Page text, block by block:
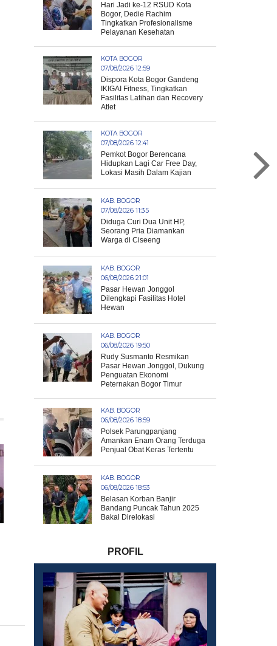
Hari Jadi ke-12 RSUD Kota
Bogor, Dedie Rachim
Tingkatkan Profesionalisme
Pelayanan Kesehatan
KOTA BOGOR
07/08/2026 12:59
Dispora Kota Bogor Gandeng
IKIGAI Fitness, Tingkatkan
Fasilitas Latihan dan Recovery
Atlet
KOTA BOGOR
07/08/2026 12:41
Pemkot Bogor Berencana
Hidupkan Lagi Car Free Day,
Lokasi Masih Dalam Kajian
KAB. BOGOR
07/08/2026 11:35
Diduga Curi Dua Unit HP,
Seorang Pria Diamankan
Warga di Ciseeng
KAB. BOGOR
06/08/2026 21:01
Pasar Hewan Jonggol
Dilengkapi Fasilitas Hotel
Hewan
KAB. BOGOR
06/08/2026 19:50
Rudy Susmanto Resmikan
Pasar Hewan Jonggol, Dukung
Penguatan Ekonomi
Peternakan Bogor Timur
KAB. BOGOR
06/08/2026 18:59
Polsek Parungpanjang
Amankan Enam Orang Terduga
Penjual Obat Keras Tertentu
KAB. BOGOR
06/08/2026 18:53
Belasan Korban Banjir
Bandang Puncak Tahun 2025
Bakal Direlokasi
PROFIL